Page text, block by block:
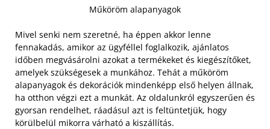
Műköröm alapanyagok
Mivel senki nem szeretné, ha éppen akkor lenne
fennakadás, amikor az ügyféllel foglalkozik, ajánlatos
időben megvásárolni azokat a termékeket és kiegészítőket,
amelyek szükségesek a munkához. Tehát a műköröm
alapanyagok és dekorációk mindenképp első helyen állnak,
ha otthon végzi ezt a munkát. Az oldalunkról egyszerűen és
gyorsan rendelhet, ráadásul azt is feltüntetjük, hogy
körülbelül mikorra várható a kiszállítás.